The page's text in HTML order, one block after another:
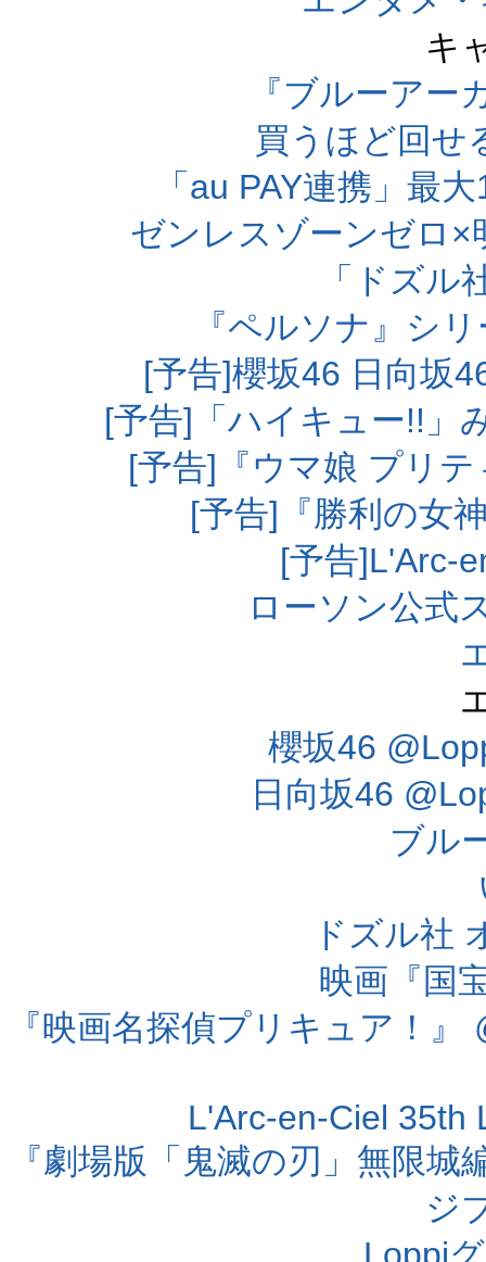
キ
『ブルーアー
買うほど回せ
「au PAY連携」最
ゼンレスゾーンゼロ
「ドズル
『ペルソナ』シ
[予告]櫻坂46 日向坂
[予告]「ハイキュー!!」
[予告]『ウマ娘 プリ
[予告]『勝利の女
[予告]L'Arc-
ローソン公式
櫻坂46
日向坂46
ブル
ドズル社
映画『国
『映画名探偵プリキュア！
L'Arc-en-Ciel 35th
『劇場版「鬼滅の刃」無限
ジ